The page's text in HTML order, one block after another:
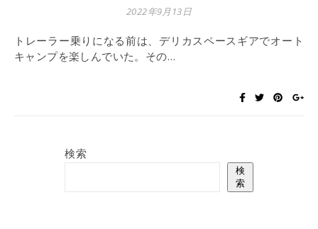
2022年9月13日
トレーラー乗りになる前は、デリカスペースギアでオート
キャンプを楽しんでいた。その…
検索
検
索